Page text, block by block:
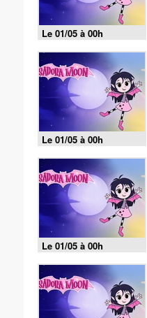
Le 01/05 à 00h
Le 01/05 à 00h
Le 01/05 à 00h